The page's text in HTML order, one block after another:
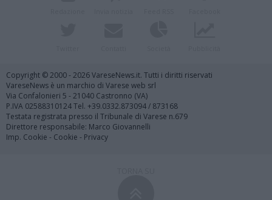
Copyright © 2000 - 2026 VareseNews.it. Tutti i diritti riservati
VareseNews è un marchio di Varese web srl
Via Confalonieri 5 - 21040 Castronno (VA)
P.IVA 02588310124 Tel. +39.0332.873094 / 873168
Testata registrata presso il Tribunale di Varese n.679
Direttore responsabile: Marco Giovannelli
Imp. Cookie - Cookie - Privacy